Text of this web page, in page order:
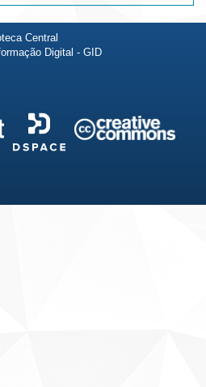
Central
Digital - GID